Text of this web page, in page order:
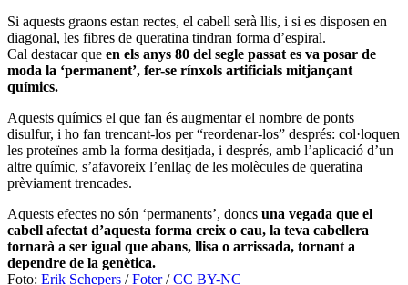
Si aquests graons estan rectes, el cabell serà llis, i si es disposen en
diagonal, les fibres de queratina tindran forma d’espiral.
Cal destacar que en els anys 80 del segle passat es va posar de
moda la ‘permanent’, fer-se rínxols artificials mitjançant
químics.
Aquests químics el que fan és augmentar el nombre de ponts
disulfur, i ho fan trencant-los per “reordenar-los” després: col·loquen
les proteïnes amb la forma desitjada, i després, amb l’aplicació d’un
altre químic, s’afavoreix l’enllaç de les molècules de queratina
prèviament trencades.
Aquests efectes no són ‘permanents’, doncs una vegada que el
cabell afectat d’aquesta forma creix o cau, la teva cabellera
tornarà a ser igual que abans, llisa o arrissada, tornant a
dependre de la genètica.
Foto: Erik Schepers /Foter/CC BY-NC